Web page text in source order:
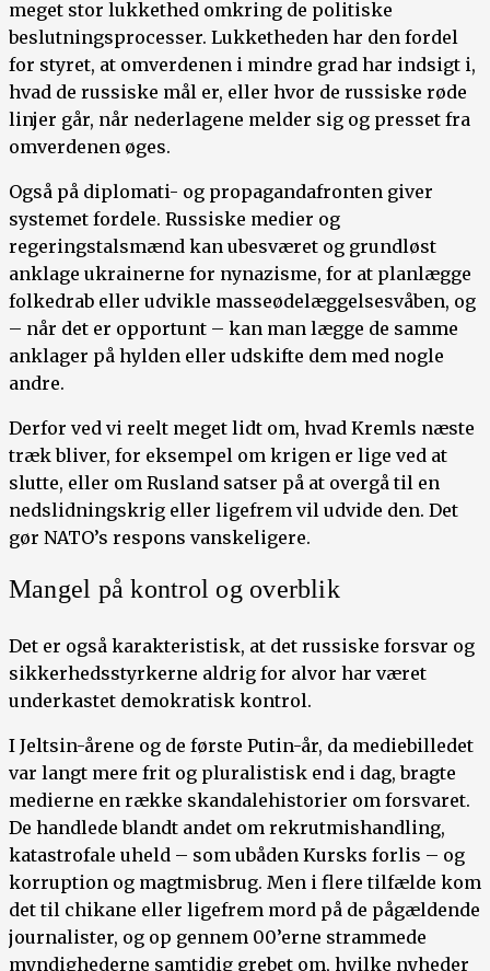
meget stor lukkethed omkring de politiske
beslutningsprocesser. Lukketheden har den fordel
for styret, at omverdenen i mindre grad har indsigt i,
hvad de russiske mål er, eller hvor de russiske røde
linjer går, når nederlagene melder sig og presset fra
omverdenen øges.
Også på diplomati- og propagandafronten giver
systemet fordele. Russiske medier og
regeringstalsmænd kan ubesværet og grundløst
anklage ukrainerne for nynazisme, for at planlægge
folkedrab eller udvikle masseødelæggelsesvåben, og
– når det er opportunt – kan man lægge de samme
anklager på hylden eller udskifte dem med nogle
andre.
Derfor ved vi reelt meget lidt om, hvad Kremls næste
træk bliver, for eksempel om krigen er lige ved at
slutte, eller om Rusland satser på at overgå til en
nedslidningskrig eller ligefrem vil udvide den. Det
gør NATO’s respons vanskeligere.
Mangel på kontrol og overblik
Det er også karakteristisk, at det russiske forsvar og
sikkerhedsstyrkerne aldrig for alvor har været
underkastet demokratisk kontrol.
I Jeltsin-årene og de første Putin-år, da mediebilledet
var langt mere frit og pluralistisk end i dag, bragte
medierne en række skandalehistorier om forsvaret.
De handlede blandt andet om rekrutmishandling,
katastrofale uheld – som ubåden Kursks forlis – og
korruption og magtmisbrug. Men i flere tilfælde kom
det til chikane eller ligefrem mord på de pågældende
journalister, og op gennem 00’erne strammede
myndighederne samtidig grebet om, hvilke nyheder